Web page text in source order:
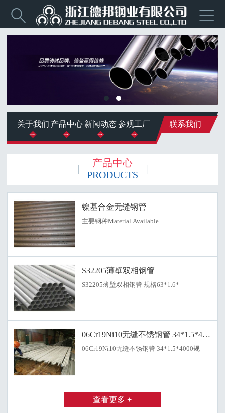


关于我们 产品中心 新闻动态参观工厂 联系我们
产品中心
PRODUCTS
镍基合金无缝钢管
主要钢种Material Available
S32205薄壁双相钢管
S32205薄壁双相钢管 规格63*1.6*
06Cr19Ni10无缝不锈钢管 34*1.5*4000
06Cr19Ni10无缝不锈钢管 34*1.5*4000规
查看更多 +